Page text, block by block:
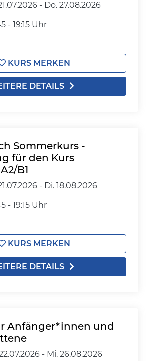
- Do. 27.08.2026
- 19:15 Uhr
KURS MERKEN
DETAILS
Sommerkurs -
für den Kurs
B1
- Di. 18.08.2026
- 19:15 Uhr
KURS MERKEN
DETAILS
Anfänger*innen und
- Mi. 26.08.2026